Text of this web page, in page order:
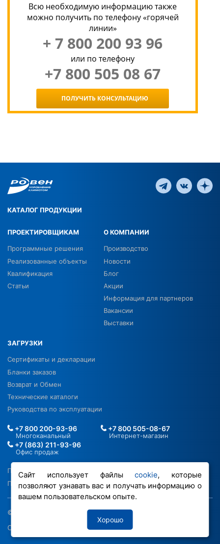
Всю необходимую информацию также
можно получить по телефону «горячей
линии»
+ 7 800 200 93 96
или по телефону
+7 800 505 08 67
ПОЛУЧИТЬ КОНСУЛЬТАЦИЮ
Сайт использует файлыcookie, которые
позволяют узнавать вас и получать информацию о
вашем пользовательском опыте.
Хорошо
КАТАЛОГ ПРОДУКЦИИ
ПРОЕКТИРОВЩИКАМ
Программные решения
Реализованные объекты
Квалификация
Статьи
О КОМПАНИИ
Производство
Новости
Блог
Акции
Информация для партнеров
Вакансии
Выставки
ЗАГРУЗКИ
Сертификаты и декларации
Бланки заказов
Возврат и Обмен
Технические каталоги
Руководства по эксплуатации
Политика в отношении ПДН
Политика обработки файлов cookie
+7 800 200-93-96
Многоканальный
+7 800 505-08-67
Интернет-магазин
+7 (863) 211-93-96
Офис продаж
© 2026 ООО «РОВЕН-Регионы»
Сделано в